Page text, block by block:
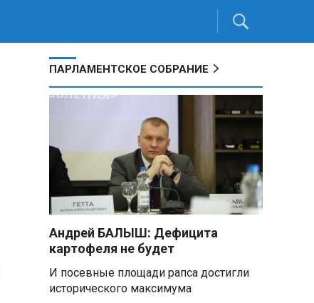
ПАРЛАМЕНТСКОЕ СОБРАНИЕ
Андрей БАЛЫШ: Дефицита
картофеля не будет
И посевные площади рапса достигли
исторического максимума